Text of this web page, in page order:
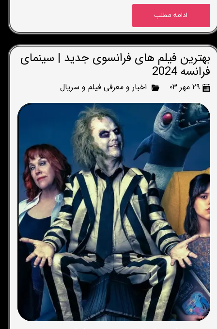
ادامه مطلب
بهترین فیلم های فرانسوی جدید | سینمای
فرانسه 2024
۲۹ مهر ۰۳ اخبار و معرفی فیلم و سریال